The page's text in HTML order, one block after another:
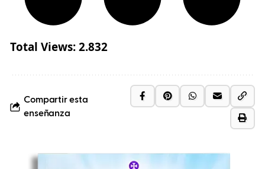
Total Views:2.832
Compartir esta
enseñanza